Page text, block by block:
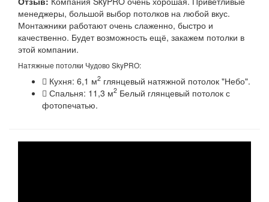
менеджеры, большой выбор потолков на любой вкус.
Монтажники работают очень слаженно, быстро и
качественно. Будет возможность ещё, закажем потолки в
этой компании.
Натяжные потолки Чудово SkyPRO:
Кухня: 6,1 м2 глянцевый натяжной потолок "Небо".
Спальня: 11,3 м2 Белый глянцевый потолок с
фотопечатью.